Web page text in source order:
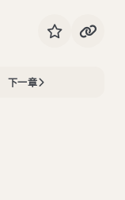
下一章